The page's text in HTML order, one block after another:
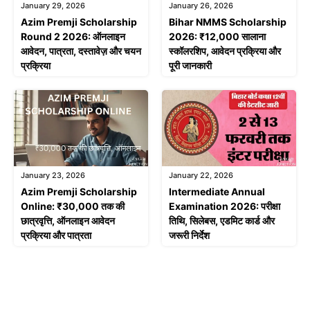
January 29, 2026
Azim Premji Scholarship
Round 2 2026: ऑनलाइन
आवेदन, पात्रता, दस्तावेज़ और चयन
प्रक्रिया
January 26, 2026
Bihar NMMS Scholarship
2026: ₹12,000 सालाना
स्कॉलरशिप, आवेदन प्रक्रिया और
पूरी जानकारी
January 23, 2026
Azim Premji Scholarship
Online: ₹30,000 तक की
छात्रवृत्ति, ऑनलाइन आवेदन
प्रक्रिया और पात्रता
January 22, 2026
Intermediate Annual
Examination 2026: परीक्षा
तिथि, सिलेबस, एडमिट कार्ड और
जरूरी निर्देश